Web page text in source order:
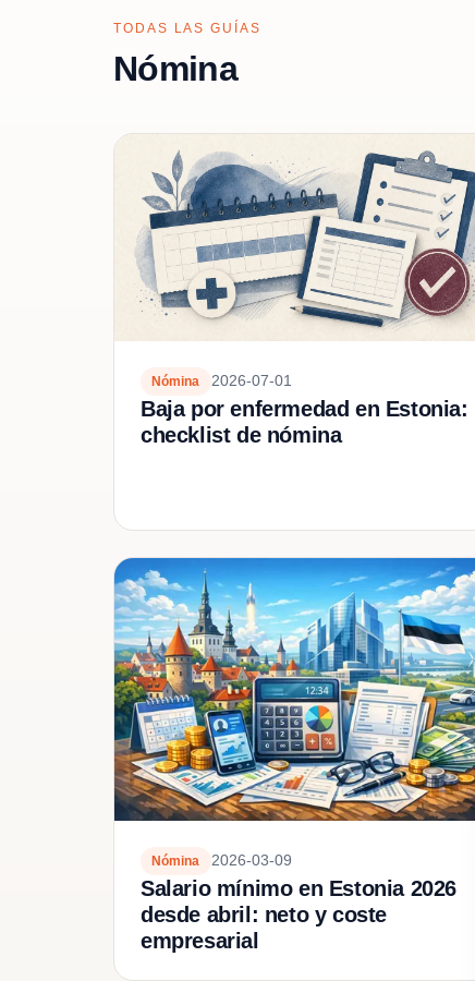
TODAS LAS GUÍAS
Nómina
Nómina 2026-07-01
Baja por enfermedad en Estonia:
checklist de nómina
Nómina 2026-03-09
Salario mínimo en Estonia 2026
desde abril: neto y coste
empresarial